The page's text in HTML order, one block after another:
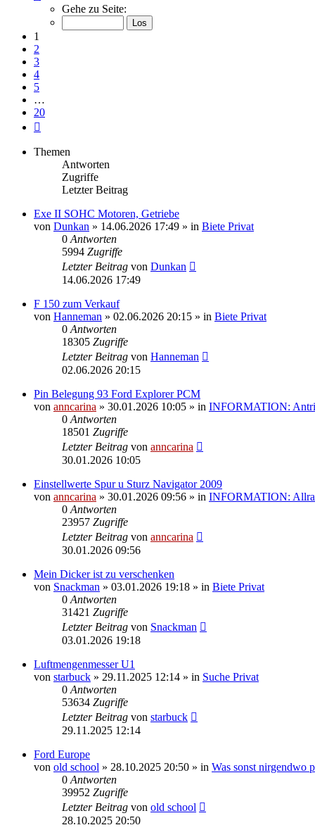
von
Gehe zu Seite:
1
2
3
4
5
…
20
Themen
Antworten
Zugriffe
Letzter Beitrag
Exe II SOHC Motoren, Getriebe
von Dunkan » 14.06.2026 17:49 » in Biete Privat
0 Antworten
5994 Zugriffe
Letzter Beitrag von Dunkan
14.06.2026 17:49
F 150 zum Verkauf
von Hanneman » 02.06.2026 20:15 » in Biete Privat
0 Antworten
18305 Zugriffe
Letzter Beitrag von Hanneman
02.06.2026 20:15
Pin Belegung 93 Ford Explorer PCM
von anncarina » 30.01.2026 10:05 » in INFORMATION:
0 Antworten
18501 Zugriffe
Letzter Beitrag von anncarina
30.01.2026 10:05
Einstellwerte Spur u Sturz Navigator 2009
von anncarina » 30.01.2026 09:56 » in INFORMATION:
0 Antworten
23957 Zugriffe
Letzter Beitrag von anncarina
30.01.2026 09:56
Mein Dicker ist zu verschenken
von Snackman » 03.01.2026 19:18 » in Biete Privat
0 Antworten
31421 Zugriffe
Letzter Beitrag von Snackman
03.01.2026 19:18
Luftmengenmesser U1
von starbuck » 29.11.2025 12:14 » in Suche Privat
0 Antworten
53634 Zugriffe
Letzter Beitrag von starbuck
29.11.2025 12:14
Ford Europe
von old school » 28.10.2025 20:50 » in Was sonst nirgendwo
0 Antworten
39952 Zugriffe
Letzter Beitrag von old school
28.10.2025 20:50